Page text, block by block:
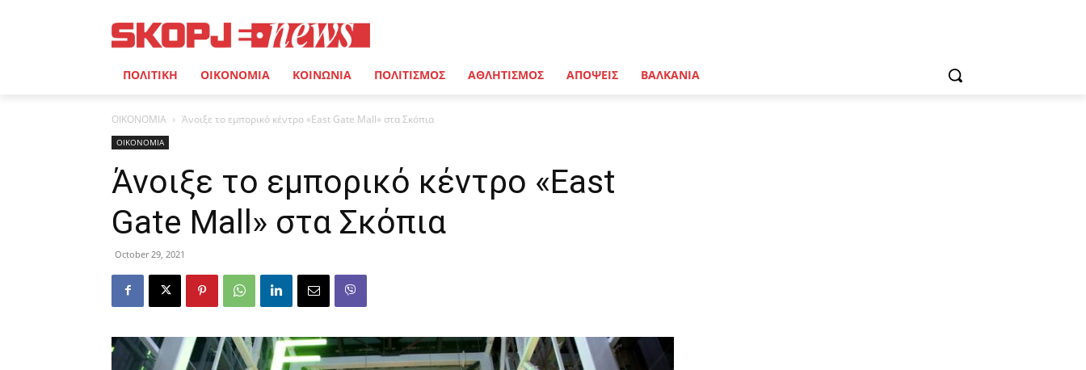
ΠΟΛΙΤΙΚΗ ΟΙΚΟΝΟΜΙΑ ΚΟΙΝΩΝΙΑ ΠΟΛΙΤΙΣΜΟΣ ΑΘΛΗΤΙΣΜΟΣ ΑΠΟΨΕΙΣ ΒΑΛΚΑΝΙΑ
ΟΙΚΟΝΟΜΙΑ Άνοιξε το εμπορικό κέντρο «East Gate Mall» στα Σκόπια
ΟΙΚΟΝΟΜΙΑ
Άνοιξε το εμπορικό κέντρο «East
Gate Mall» στα Σκόπια
October 29, 2021